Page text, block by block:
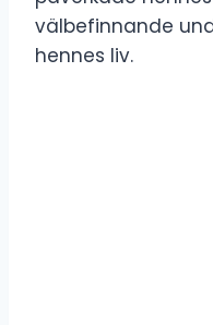
välbefinnande
hennes liv.